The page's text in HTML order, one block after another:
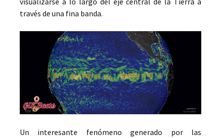
través de una fina banda.
Un interesante fenómeno generado por las